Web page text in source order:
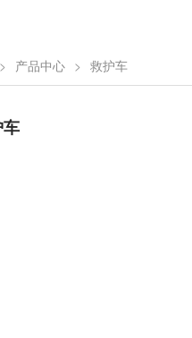
> 产品中心 > 救护车
车